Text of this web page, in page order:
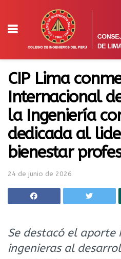
CIP Lima
Internacional
la Ingeniería
dedicada al
bienestar
24 de junio de 2026
Se destacó el aporte
ingenieras al